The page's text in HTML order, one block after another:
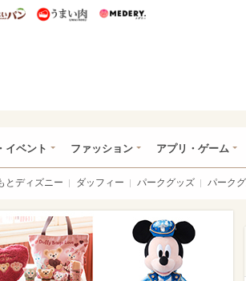
集
めし うまいパン うまい肉
イベント ファッション アプリ・ゲーム
とディズニー ダッフィー パークグッズ パーク